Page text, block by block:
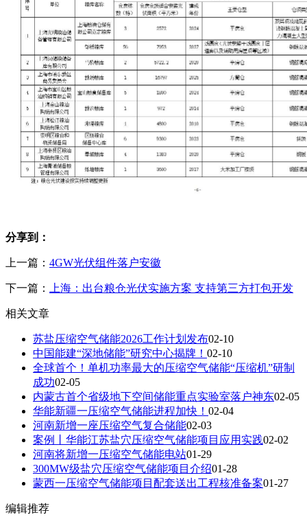
分享到：
上一篇： 4GW光伏组件落户安徽
下一篇： 上海：出台粮仓光伏实施方案 支持第三方打包开发
相关文章
苏盐压缩空气储能2026工作计划发布02-10
中国能建“深地储能”研究中心揭牌！ 02-10
全球首个！单机功率最大的压缩空气储能“压缩机”研制
成功02-05
内蒙古首个省级地下空间储能重点实验室落户神东02-05
华能新疆一压缩空气储能进程加快！ 02-04
河南新增一座压缩空气复合储能02-03
案例丨华能江苏盐穴压缩空气储能项目应用实践02-02
河南将新增一压缩空气储能电站01-29
300MW级盐穴压缩空气储能项目介绍01-28
蒙西一压缩空气储能项目配套送出工程核准备案01-27
编辑推荐